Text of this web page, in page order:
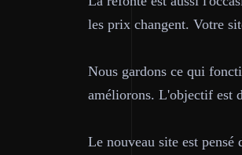
les prix changent. Votre
Nous gardons ce qui
améliorons. L'objectif est
Le nouveau site est pensé